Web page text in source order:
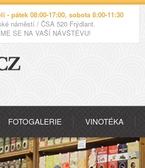
- pátek 08:00-17:00, sobota 8:00-11:30
náměstí / ČSA 520 Frýdlant.
SE NA VAŠÍ NÁVŠTĚVU!
FOTOGALERIE VINOTÉKA